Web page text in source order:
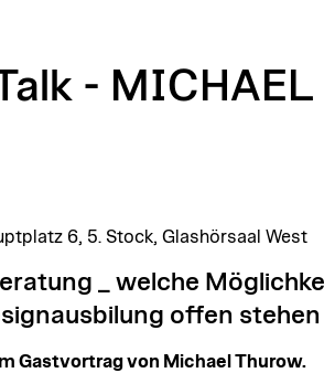
- MICHAEL
6, 5. Stock, Glashörsaal West
_ welche
offen stehen
Gastvortrag von Michael Thurow.